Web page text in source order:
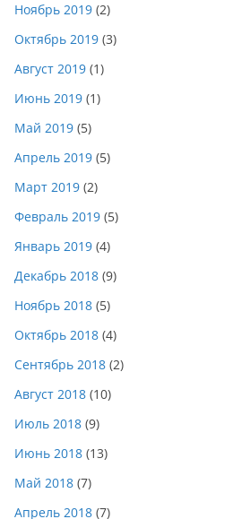
Ноябрь 2019 (2)
Октябрь 2019 (3)
Август 2019 (1)
Июнь 2019 (1)
Май 2019 (5)
Апрель 2019 (5)
Март 2019 (2)
Февраль 2019 (5)
Январь 2019 (4)
Декабрь 2018 (9)
Ноябрь 2018 (5)
Октябрь 2018 (4)
Сентябрь 2018 (2)
Август 2018 (10)
Июль 2018 (9)
Июнь 2018 (13)
Май 2018 (7)
Апрель 2018 (7)